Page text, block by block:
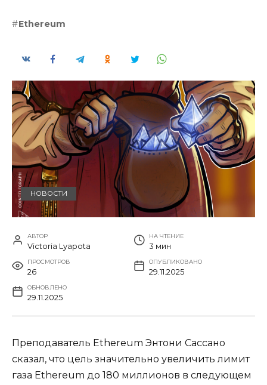
Ethereum
НОВОСТИ
АВТОР
Victoria Lyapota
НА ЧТЕНИЕ
3 мин
ПРОСМОТРОВ
26
ОПУБЛИКОВАНО
29.11.2025
ОБНОВЛЕНО
29.11.2025
Преподаватель Ethereum Энтони Сассано
сказал, что цель значительно увеличить лимит
газа Ethereum до 180 миллионов в следующем